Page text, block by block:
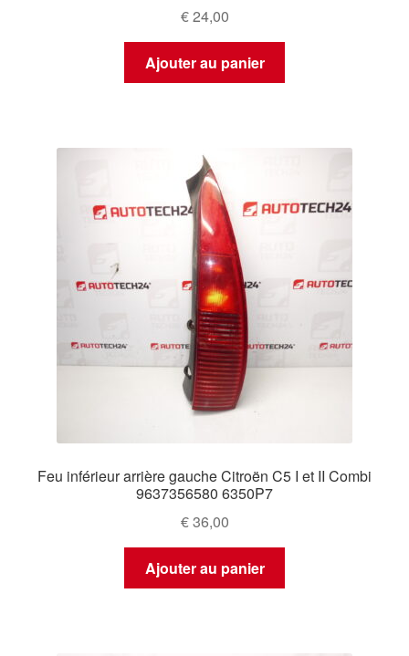
€24,00
Ajouter au panier
Feu inférieur arrière gauche Citroën C5 I et II Combi
9637356580 6350P7
€36,00
Ajouter au panier